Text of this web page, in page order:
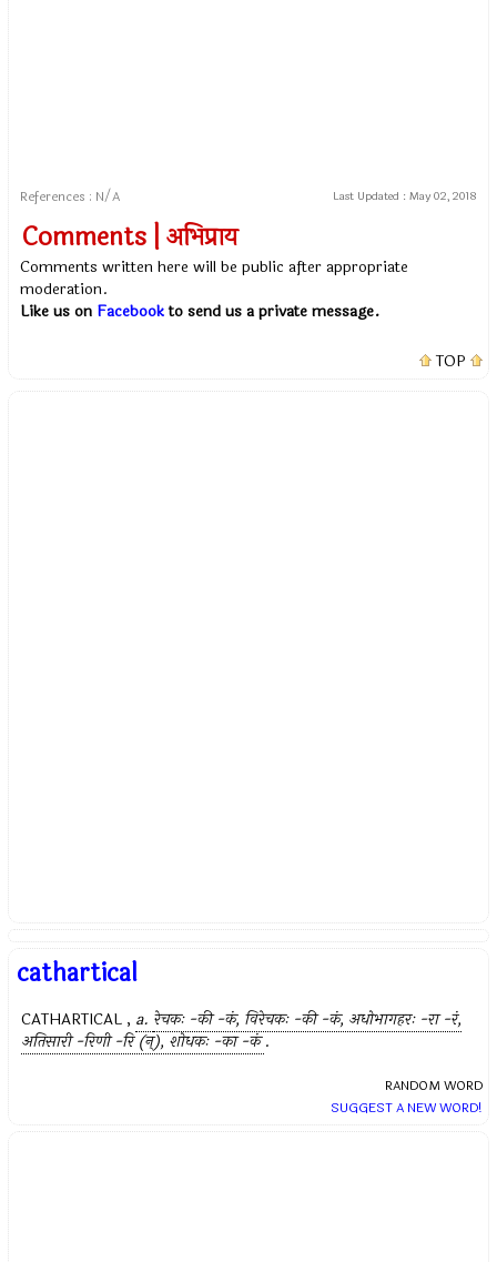
References : N/A Last Updated : May 02, 2018
Comments | अभिप्राय
Comments written here will be public after appropriate
moderation.
Like us on Facebookto send us a private message.
TOP
cathartical
CATHARTICAL , a. रेचकः -की -कं, विरेचकः -की -कं, अधोभागहरः -रा -रं,
अतिसारी -रिणी -रि (न्), शोधकः -का -कं .
RANDOM WORD
SUGGEST A NEW WORD!